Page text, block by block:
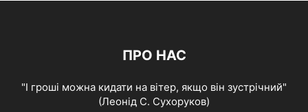
ПРО НАС
"І гроші можна кидати на вітер, якщо він зустрічний"
(Леонід С. Сухоруков)